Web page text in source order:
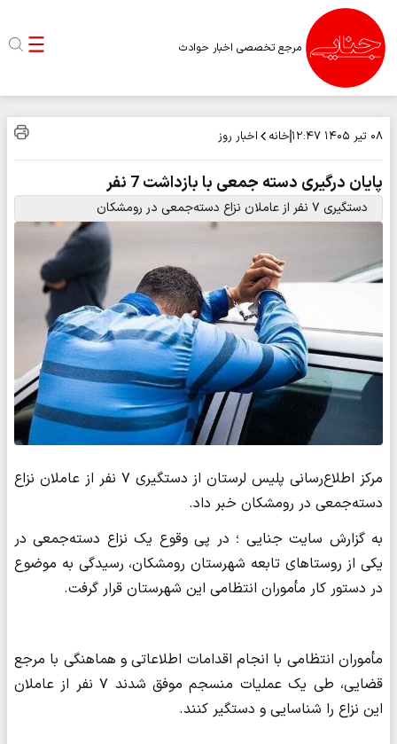
مرجع تخصصی اخبار حوادث
۰۸ تیر ۱۴۰۵ ۱۲:۴۷ خانه اخبار روز
پایان درگیری دسته جمعی با بازداشت 7 نفر
دستگیری ۷ نفر از عاملان نزاع دسته‌جمعی در رومشکان
مرکز اطلاع‌رسانی پلیس لرستان از دستگیری ۷ نفر از عاملان نزاع
دسته‌جمعی در رومشکان خبر داد.
به گزارش سایت جنایی ؛ در پی وقوع یک نزاع دسته‌جمعی در
یکی از روستاهای تابعه شهرستان رومشکان، رسیدگی به موضوع
در دستور کار مأموران انتظامی این شهرستان قرار گرفت.
مأموران انتظامی با انجام اقدامات اطلاعاتی و هماهنگی با مرجع
قضایی، طی یک عملیات منسجم موفق شدند ۷ نفر از عاملان
این نزاع را شناسایی و دستگیر کنند.